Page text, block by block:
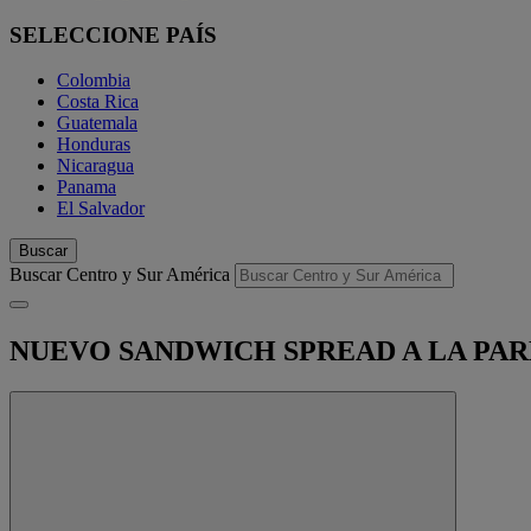
SELECCIONE PAÍS
Colombia
Costa Rica
Guatemala
Honduras
Nicaragua
Panama
El Salvador
Buscar
Buscar Centro y Sur América
NUEVO SANDWICH SPREAD A LA